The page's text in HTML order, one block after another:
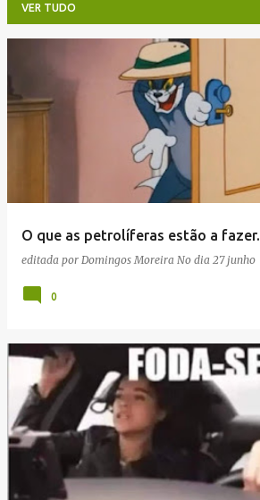
VER TUDO
e
n
O que as petrolíferas estão a fazer.
editada por Domingos Moreira No dia 27 junho
0